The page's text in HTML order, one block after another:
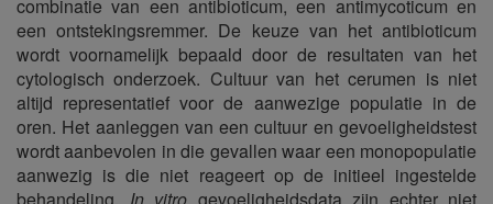
combinatie van een antibioticum, een antimycoticum en
een ontstekingsremmer. De keuze van het antibioticum
wordt voornamelijk bepaald door de resultaten van het
cytologisch onderzoek. Cultuur van het cerumen is niet
altijd representatief voor de aanwezige populatie in de
oren. Het aanleggen van een cultuur en gevoeligheidstest
wordt aanbevolen in die gevallen waar een monopopulatie
aanwezig is die niet reageert op de initieel ingestelde
behandeling. In vitro gevoeligheidsdata zijn echter niet